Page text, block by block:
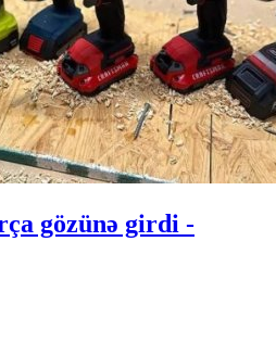
gözünə girdi -